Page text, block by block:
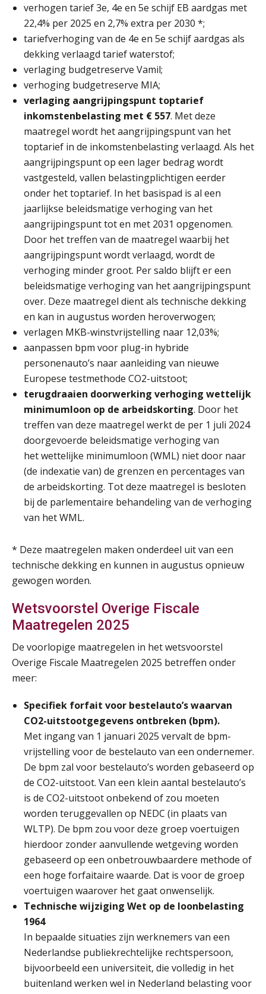
verhogen tarief 3e, 4e en 5e schijf EB aardgas met
22,4% per 2025 en 2,7% extra per 2030 *;
tariefverhoging van de 4e en 5e schijf aardgas als
dekking verlaagd tarief waterstof;
verlaging budgetreserve Vamil;
verhoging budgetreserve MIA;
verlaging aangrijpingspunt toptarief
inkomstenbelasting met € 557. Met deze
maatregel wordt het aangrijpingspunt van het
toptarief in de inkomstenbelasting verlaagd. Als het
aangrijpingspunt op een lager bedrag wordt
vastgesteld, vallen belastingplichtigen eerder
onder het toptarief. In het basispad is al een
jaarlijkse beleidsmatige verhoging van het
aangrijpingspunt tot en met 2031 opgenomen.
Door het treffen van de maatregel waarbij het
aangrijpingspunt wordt verlaagd, wordt de
verhoging minder groot. Per saldo blijft er een
beleidsmatige verhoging van het aangrijpingspunt
over. Deze maatregel dient als technische dekking
en kan in augustus worden heroverwogen;
verlagen MKB-winstvrijstelling naar 12,03%;
aanpassen bpm voor plug-in hybride
personenauto’s naar aanleiding van nieuwe
Europese testmethode CO2-uitstoot;
terugdraaien doorwerking verhoging wettelijk
minimumloon op de arbeidskorting. Door het
treffen van deze maatregel werkt de per 1 juli 2024
doorgevoerde beleidsmatige verhoging van
het wettelijke minimumloon (WML) niet door naar
(de indexatie van) de grenzen en percentages van
de arbeidskorting. Tot deze maatregel is besloten
bij de parlementaire behandeling van de verhoging
van het WML.
* Deze maatregelen maken onderdeel uit van een
technische dekking en kunnen in augustus opnieuw
gewogen worden.
Wetsvoorstel Overige Fiscale
Maatregelen 2025
De voorlopige maatregelen in het wetsvoorstel
Overige Fiscale Maatregelen 2025 betreffen onder
meer:
Specifiek forfait voor bestelauto’s waarvan
CO2-uitstootgegevens ontbreken (bpm).
Met ingang van 1 januari 2025 vervalt de bpm-
vrijstelling voor de bestelauto van een ondernemer.
De bpm zal voor bestelauto’s worden gebaseerd op
de CO2-uitstoot. Van een klein aantal bestelauto’s
is de CO2-uitstoot onbekend of zou moeten
worden teruggevallen op NEDC (in plaats van
WLTP). De bpm zou voor deze groep voertuigen
hierdoor zonder aanvullende wetgeving worden
gebaseerd op een onbetrouwbaardere methode of
een hoge forfaitaire waarde. Dat is voor de groep
voertuigen waarover het gaat onwenselijk.
Technische wijziging Wet op de loonbelasting
1964
In bepaalde situaties zijn werknemers van een
Nederlandse publiekrechtelijke rechtspersoon,
bijvoorbeeld een universiteit, die volledig in het
buitenland werken wel in Nederland belasting voor
24
AUG
Summercourse Update loonheffingen en arbeidsrecht
MOCuitgevers
25
AUG
MOCuitgevers
25
AUG
Summercourse: Een mindset die kansen ziet en vertrouwen geeft
MOCuitgevers
25
AUG
Summercourse: Kiezen wat bij je past, loslaten wat je niet verder helpt
MOCuitgevers
25
AUG
Summercourse Werkkostenregeling
MOCuitgevers
25
AUG
Online Opleiding Praktijkdiploma Loonadministratie (PDL)
MOCuitgevers
25
AUG
Summercourse Internationaal/grensoverschrijdend werken
MOCuitgevers
26
AUG
Opfriscursus PDL (NIRPA PE)
Markus Verbeek Praehep
26
AUG
Summercourse Impact en invloed van AI op de salarisverwerking (basis)
MOCuitgevers
27
28
AUG
MOCuitgevers
28
AUG
Opfriscursus VPS (NIRPA PE)
Markus Verbeek Praehep
AUG
Markus Verbeek Praehep
SEP
MOCuitgevers
SEP
MOCuitgevers
07
SEP
Online cursus Bedingen in de arbeidsovereenkomst
MOCuitgevers
08
SEP
Online Excel training voor de salarisadministrateur (verdieping)
MOCuitgevers
08
SEP
Tweedaagse online Excel training voor de salarisadministrateur (verdieping, specialisatie en AI)
MOCuitgevers
09
SEP
Cursus Samenwerken financiële- en salarisadministratie
MOCuitgevers
16
SEP
MOCuitgevers
17
SEP
Training Grenzen aangeven met zelfvertrouwen en respect
MOCuitgevers